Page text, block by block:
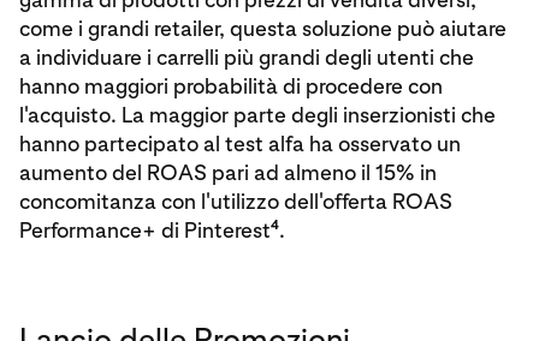
come i grandi retailer, questa soluzione può aiutare
a individuare i carrelli più grandi degli utenti che
hanno maggiori probabilità di procedere con
l'acquisto. La maggior parte degli inserzionisti che
hanno partecipato al test alfa ha osservato un
aumento del ROAS pari ad almeno il 15% in
concomitanza con l'utilizzo dell'offerta ROAS
Performance+ di Pinterest4.